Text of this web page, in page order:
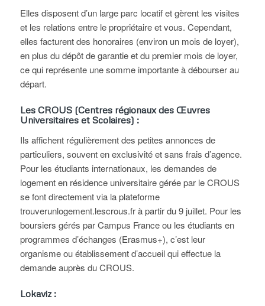
Elles disposent d’un large parc locatif et gèrent les visites
et les relations entre le propriétaire et vous. Cependant,
elles facturent des honoraires (environ un mois de loyer),
en plus du dépôt de garantie et du premier mois de loyer,
ce qui représente une somme importante à débourser au
départ.
Les CROUS (Centres régionaux des Œuvres
Universitaires et Scolaires) :
Ils affichent régulièrement des petites annonces de
particuliers, souvent en exclusivité et sans frais d’agence.
Pour les étudiants internationaux, les demandes de
logement en résidence universitaire gérée par le CROUS
se font directement via la plateforme
trouverunlogement.lescrous.fr à partir du 9 juillet. Pour les
boursiers gérés par Campus France ou les étudiants en
programmes d’échanges (Erasmus+), c’est leur
organisme ou établissement d’accueil qui effectue la
demande auprès du CROUS.
Lokaviz :